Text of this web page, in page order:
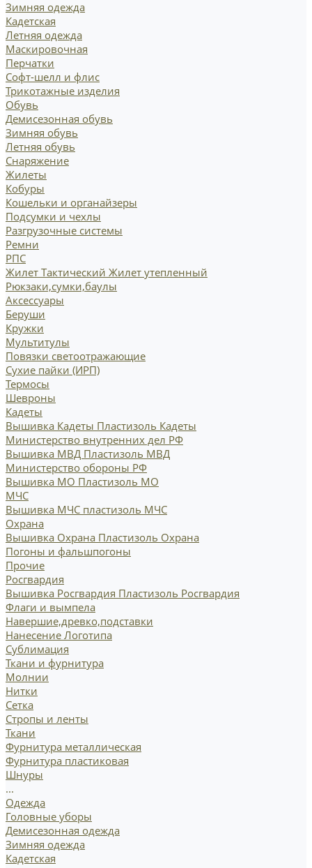
Зимняя одежда
Кадетская
Летняя одежда
Маскировочная
Перчатки
Софт-шелл и флис
Трикотажные изделия
Обувь
Демисезонная обувь
Зимняя обувь
Летняя обувь
Снаряжение
Жилеты
Кобуры
Кошельки и органайзеры
Подсумки и чехлы
Разгрузочные системы
Ремни
РПС
Жилет Тактический Жилет утепленный
Рюкзаки,сумки,баулы
Аксессуары
Беруши
Кружки
Мультитулы
Повязки светоотражающие
Сухие пайки (ИРП)
Термосы
Шевроны
Кадеты
Вышивка Кадеты Пластизоль Кадеты
Министерство внутренних дел РФ
Вышивка МВД Пластизоль МВД
Министерство обороны РФ
Вышивка МО Пластизоль МО
МЧС
Вышивка МЧС пластизоль МЧС
Охрана
Вышивка Охрана Пластизоль Охрана
Погоны и фальшпогоны
Прочие
Росгвардия
Вышивка Росгвардия Пластизоль Росгвардия
Флаги и вымпела
Навершие,древко,подставки
Нанесение Логотипа
Сублимация
Ткани и фурнитура
Молнии
Нитки
Сетка
Стропы и ленты
Ткани
Фурнитура металлическая
Фурнитура пластиковая
Шнуры
...
Одежда
Головные уборы
Демисезонная одежда
Зимняя одежда
Кадетская